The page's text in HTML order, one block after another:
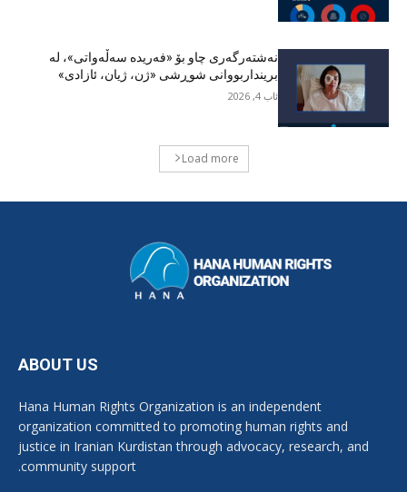
نەشتەرگەری چاو بۆ «فەریدە سەڵەواتی»، لە
برینداربووانی شوڕشی «ژن، ژیان، ئازادی»
ئاب 4, 2026
Load more
ABOUT US
Hana Human Rights Organization is an independent
organization committed to promoting human rights and
justice in Iranian Kurdistan through advocacy, research, and
community support.